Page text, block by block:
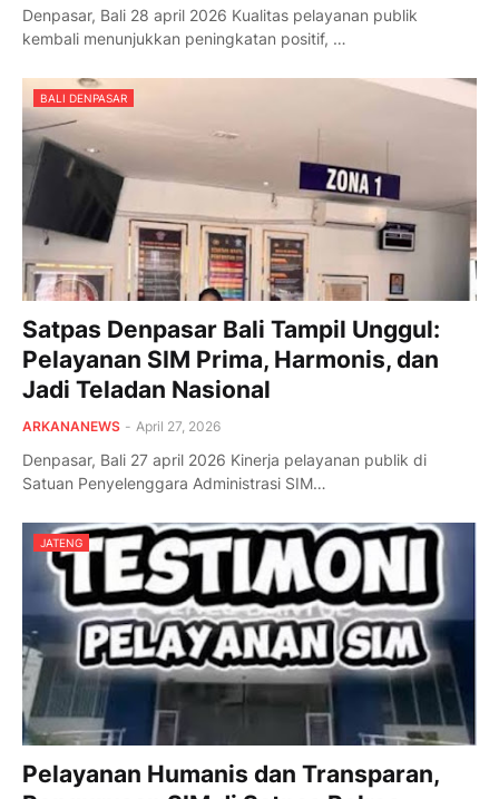
Denpasar, Bali 28 april 2026 Kualitas pelayanan publik
kembali menunjukkan peningkatan positif, …
BALI DENPASAR
Satpas Denpasar Bali Tampil Unggul:
Pelayanan SIM Prima, Harmonis, dan
Jadi Teladan Nasional
ARKANANEWS - April 27, 2026
Denpasar, Bali 27 april 2026 Kinerja pelayanan publik di
Satuan Penyelenggara Administrasi SIM…
JATENG
Pelayanan Humanis dan Transparan,